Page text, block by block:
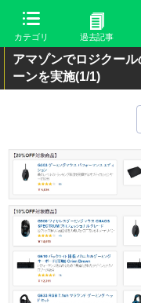
カテゴリ 過去記事
アマゾンでロジクー
ーンを実施(1/1)